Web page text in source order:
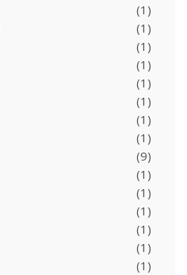
(1)
(1)
(1)
(1)
(1)
(1)
(1)
(1)
(9)
(1)
(1)
(1)
(1)
(1)
(1)